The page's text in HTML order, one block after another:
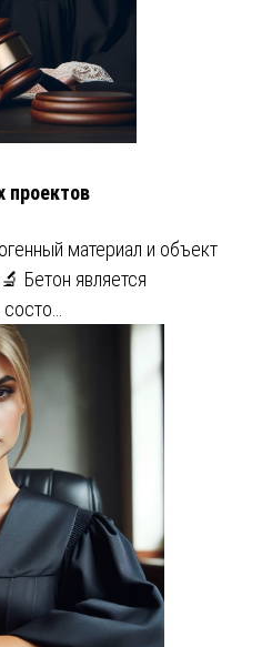
проектов
материал и объект
Бетон является